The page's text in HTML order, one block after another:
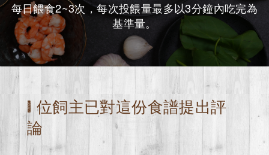
每日餵食2~3次，每次投餵量最多以3分鐘內吃完為
基準量。
1 位飼主已對這份食譜提出評
論